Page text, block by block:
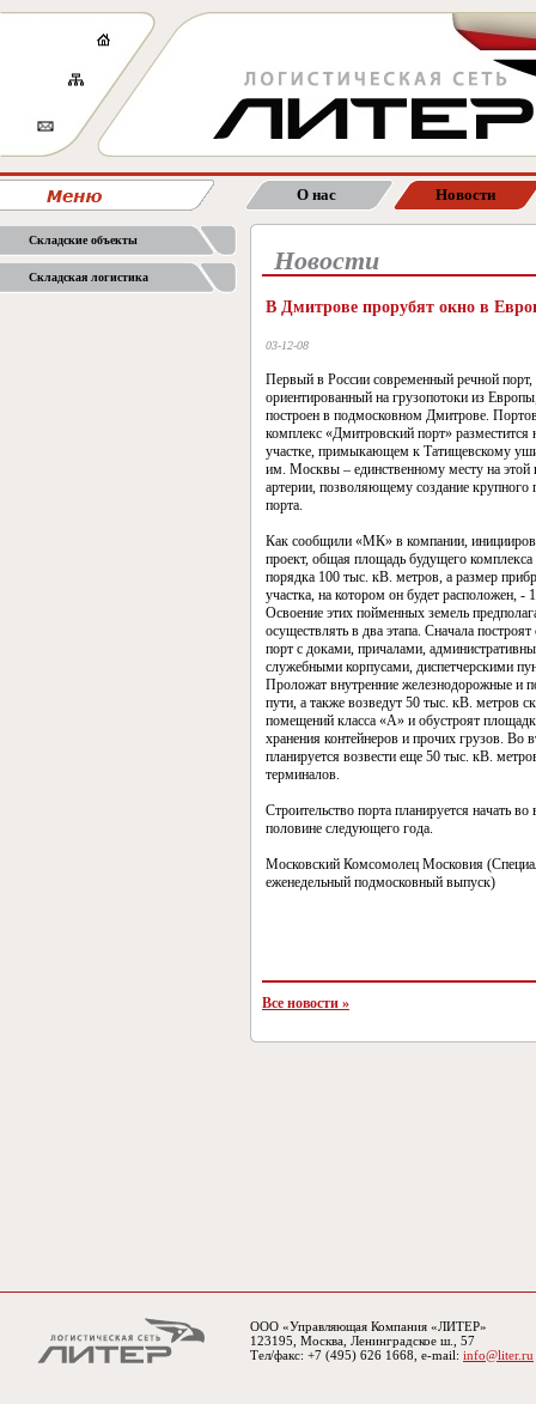
О нас Новости
Складские объекты
Складская логистика
Новости
В Дмитрове прорубят окно в
03-12-08
Первый в России современный речной порт,
ориентированный на грузопотоки из
построен в подмосковном Дмитрове.
комплекс «Дмитровский порт» разместится
участке, примыкающем к Татищевскому
им. Москвы – единственному месту на этой
артерии, позволяющему создание крупного
порта.
Как сообщили «МК» в компании,
проект, общая площадь будущего комплекса
порядка 100 тыс. кВ. метров, а размер
участка, на котором он будет расположен, -
Освоение этих пойменных земель
осуществлять в два этапа. Сначала построят
порт с доками, причалами,
служебными корпусами, диспетчерскими
Проложат внутренние железнодорожные и
пути, а также возведут 50 тыс. кВ. метров
помещений класса «А» и обустроят
хранения контейнеров и прочих грузов. Во
планируется возвести еще 50 тыс. кВ.
терминалов.
Строительство порта планируется начать во
половине следующего года.
Московский Комсомолец Московия
еженедельный подмосковный выпуск)
Все новости »
ООО «Управляющая Компания «ЛИТЕР»
123195, Москва, Ленинградское ш., 57
Тел/факс: +7 (495) 626 1668, e-mail: info@liter.ru